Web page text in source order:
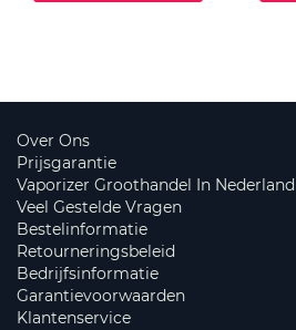
Over Ons
Prijsgarantie
Vaporizer Groothandel In Nederland
Veel Gestelde Vragen
Bestelinformatie
Retourneringsbeleid
Bedrijfsinformatie
Garantievoorwaarden
Klantenservice